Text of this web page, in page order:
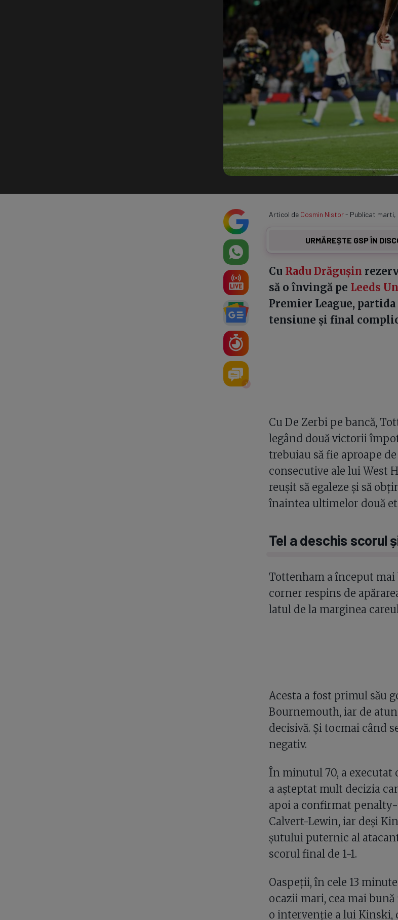
Program TV
1
Articol de Cosmin Nistor- Publicat marti,
URMĂREȘTE GSP ÎN
Cu Radu Drăgușin
să o învingă pe Leeds
Premier League,
tensiune și final
Cu De Zerbi pe bancă,
legând două victorii
trebuiau să fie aproape
consecutive ale lui West
reușit să egaleze și să
înaintea ultimelor două
Tel a deschis scorul
Tottenham a început mai
corner respins de
latul de la marginea
Acesta a fost primul său
Bournemouth, iar de
decisivă. Și tocmai când
negativ.
În minutul 70, a executat
a așteptat mult decizia
apoi a confirmat
Calvert-Lewin, iar deși
șutului puternic al
scorul final de 1-1.
Oaspeții, în cele 13
ocazii mari, cea mai
o intervenție a lui Kinski,